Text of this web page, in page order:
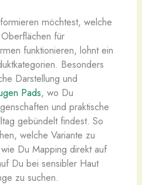
möchtest, welche
für
funktionieren, lohnt ein
Besonders
Darstellung und
Pads, wo Du
und praktische
gebündelt findest. So
welche Variante zu
Du Mapping direkt auf
Du bei sensibler Haut
zu suchen.